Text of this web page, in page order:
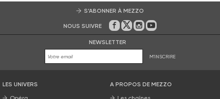
S’ABONNER À MEZZO
NOUS SUIVRE Sur Facebook
Sur Twitter
Sur Instagram
Sur Youtube
NEWSLETTER
M'INSCRIRE
LES UNIVERS
A PROPOS DE MEZZO